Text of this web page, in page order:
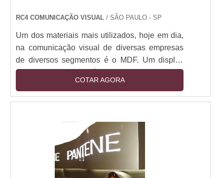
RC4 COMUNICAÇÃO VISUAL / SÃO PAULO - SP
Um dos materiais mais utilizados, hoje em dia,
na comunicação visual de diversas empresas
de diversos segmentos é o MDF. Um display
MDF, por exemplo, é um produto que pode
atrair o cliente para dentro da loja e isso se
deve ao fato de os displays serem utilizados
mostram todos os produtos disponíveis no
estabelecimento. As funcionalidades deste
produto O display que utiliza esse material é
fabricado com c....
COTAR AGORA